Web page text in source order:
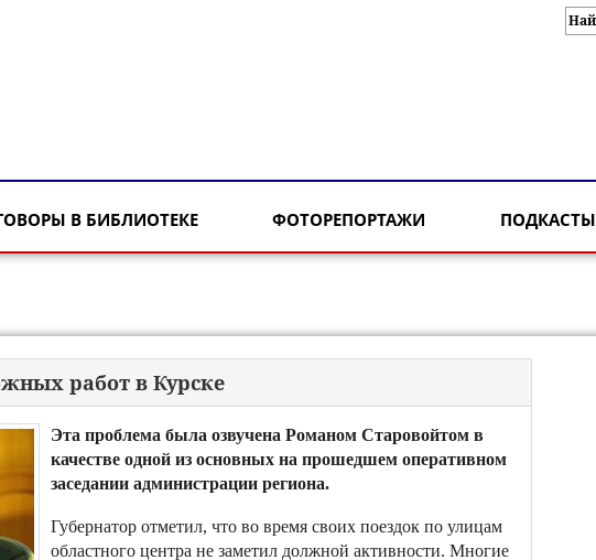
В БИБЛИОТЕКЕ ФОТОРЕПОРТАЖИ ПОДКАСТЫ
работ в Курске
Эта проблема была озвучена Романом Старовойтом в
качестве одной из основных на прошедшем оперативном
заседании администрации региона.
Губернатор отметил, что во время своих поездок по улицам
областного центра не заметил должной активности. Многие